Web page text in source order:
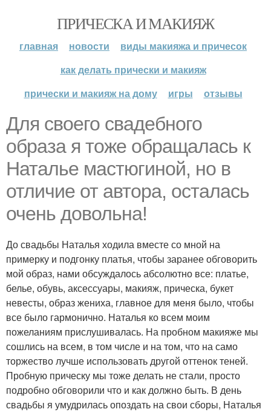
ПРИЧЕСКА И МАКИЯЖ
главная новости
виды макияжа и причесок
как делать прически и макияж
прически и макияж на дому
игры отзывы
Для своего свадебного
образа я тоже обращалась к
Наталье мастюгиной, но в
отличие от автора, осталась
очень довольна!
До свадьбы Наталья ходила вместе со мной на
примерку и подгонку платья, чтобы заранее обговорить
мой образ, нами обсуждалось абсолютно все: платье,
белье, обувь, аксессуары, макияж, прическа, букет
невесты, образ жениха, главное для меня было, чтобы
все было гармонично. Наталья ко всем моим
пожеланиям прислушивалась. На пробном макияже мы
сошлись на всем, в том числе и на том, что на само
торжество лучше использовать другой оттенок теней.
Пробную прическу мы тоже делать не стали, просто
подробно обговорили что и как должно быть. В день
свадьбы я умудрилась опоздать на свои сборы, Наталья